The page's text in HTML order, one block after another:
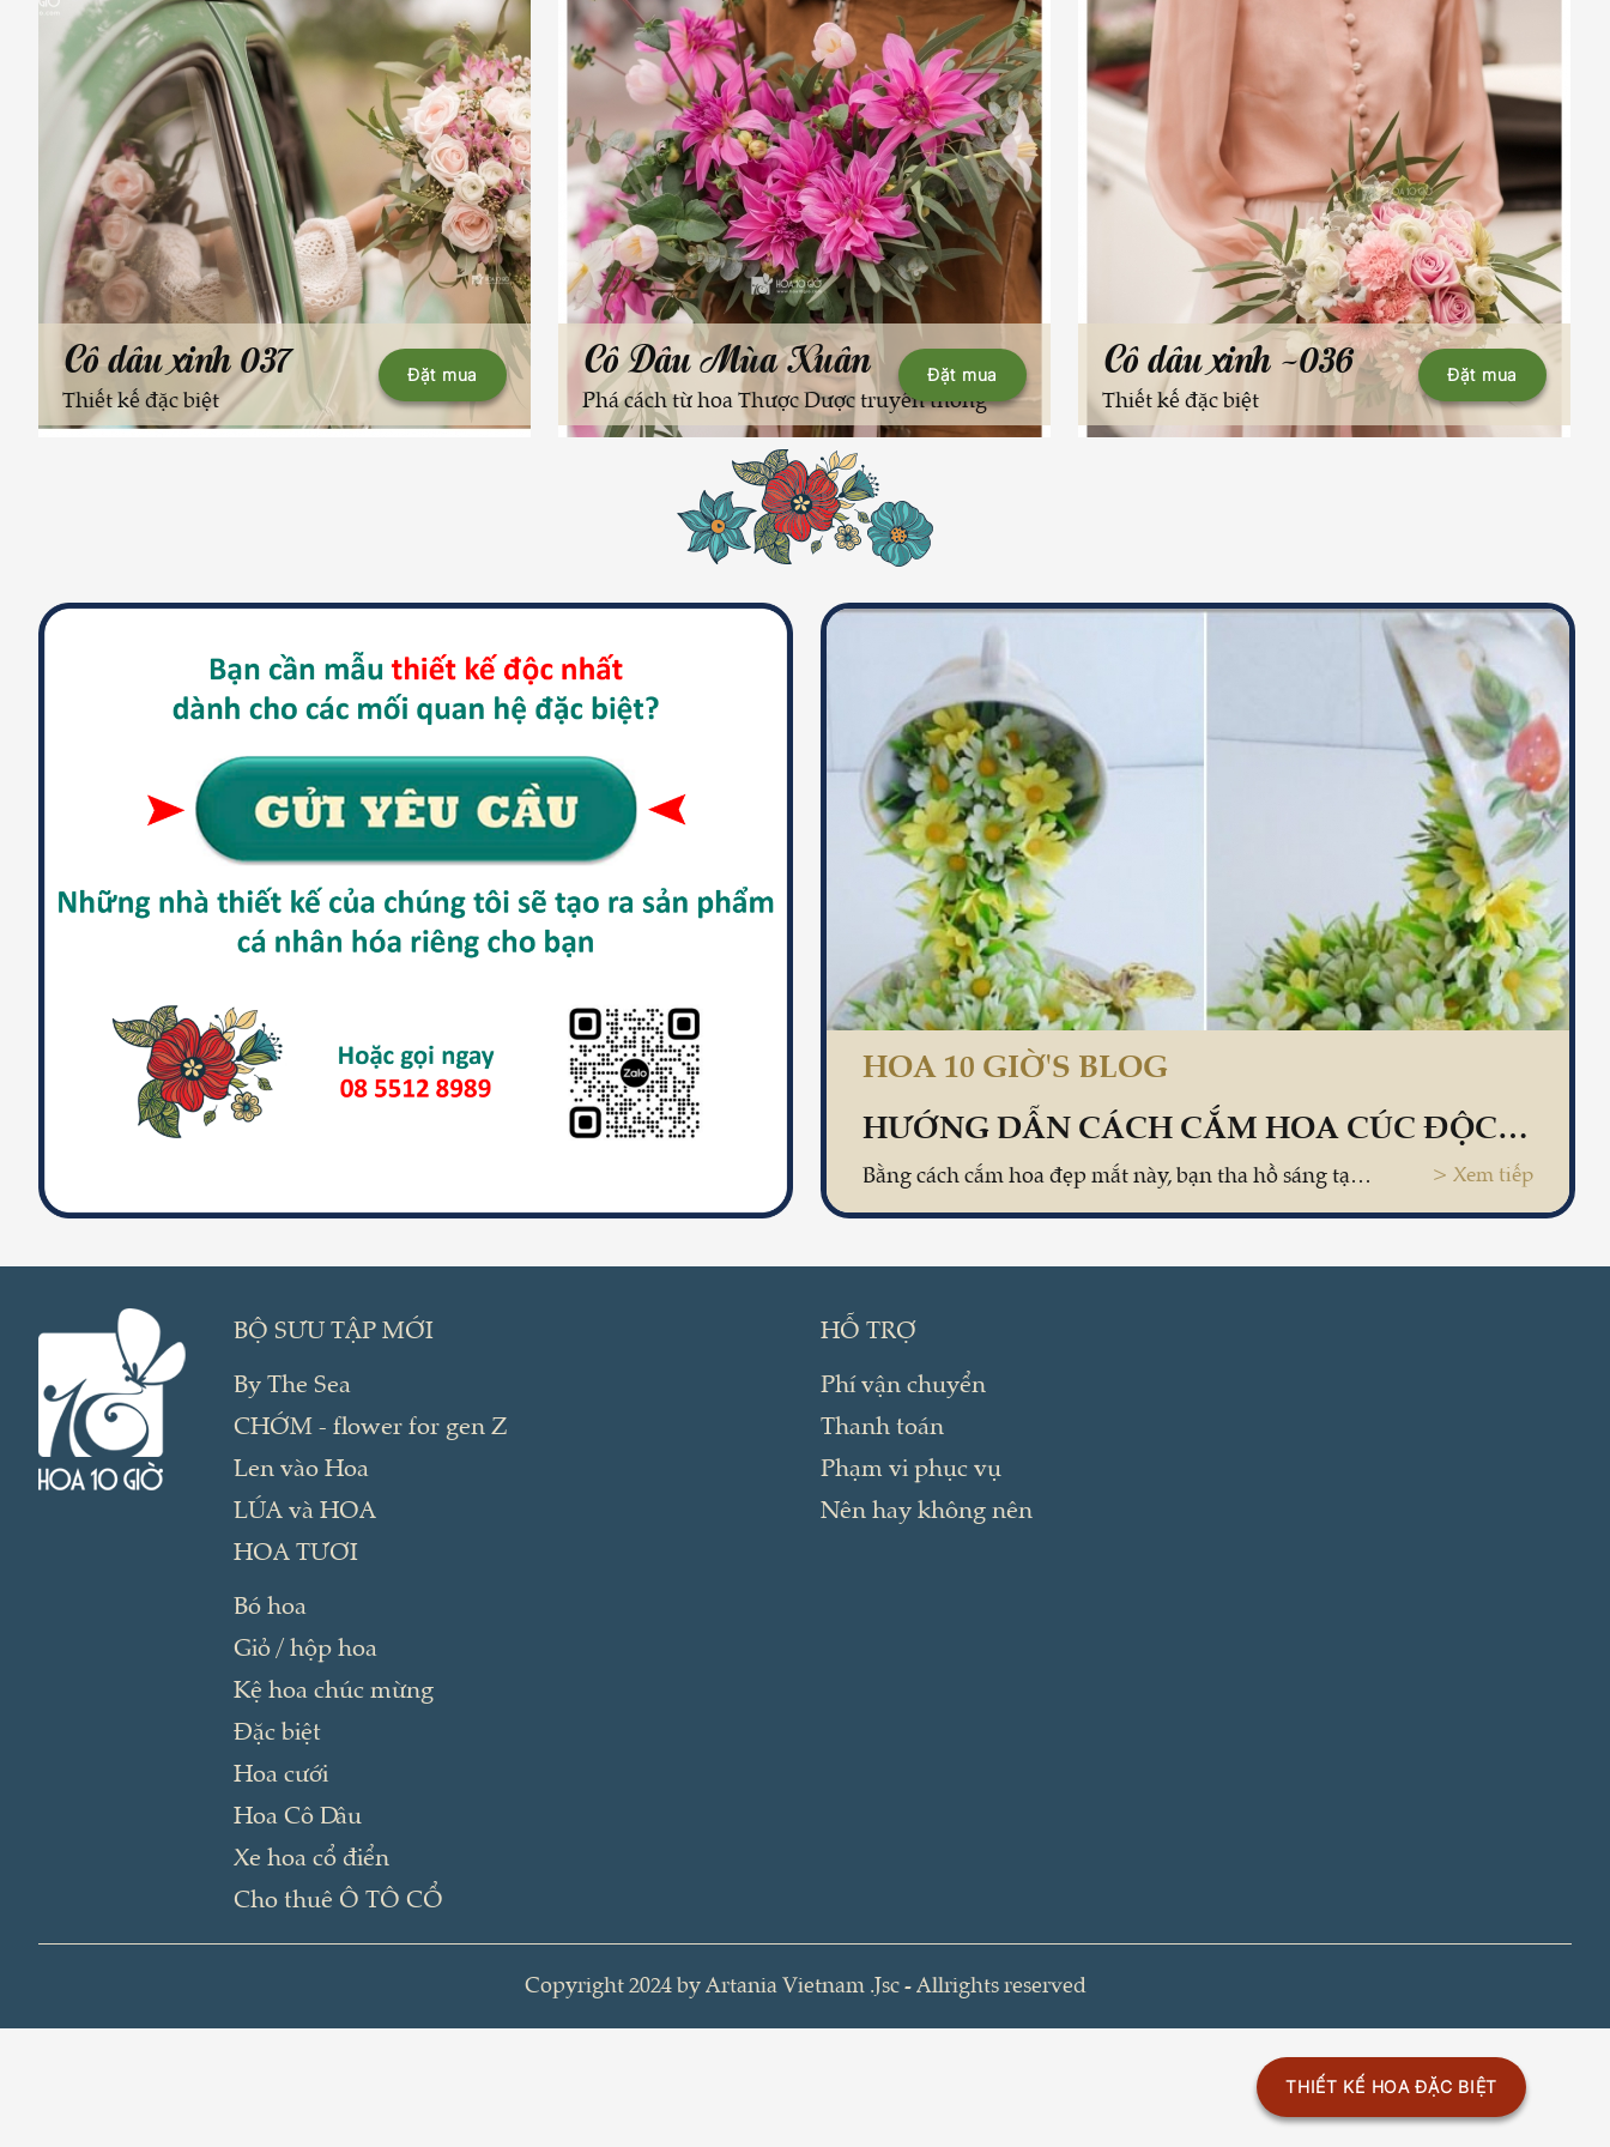
Cô dâu xinh 037 Đặt mua
Thiết kế đặc biệt
Cô Dâu Mùa Xuân Đặt mua
Phá cách từ hoa Thược Dược truyền thống
Cô dâu xinh -036 Đặt mua
Thiết kế đặc biệt
HOA 10 GIỜ'S BLOG
> Xem tiếp
BỘ SƯU TẬP MỚI
By The Sea
CHỚM - flower for gen Z
Len vào Hoa
LÚA và HOA
HOA TƯƠI
Bó hoa
Giỏ / hộp hoa
Kệ hoa chúc mừng
Đặc biệt
Hoa cưới
Hoa Cô Dâu
Xe hoa cổ điển
Cho thuê Ô TÔ CỔ
HỖ TRỢ
Phí vận chuyển
Thanh toán
Phạm vi phục vụ
Nên hay không nên
Copyright 2024 by Artania Vietnam .Jsc - Allrights reserved
THIẾT KẾ HOA ĐẶC BIỆT